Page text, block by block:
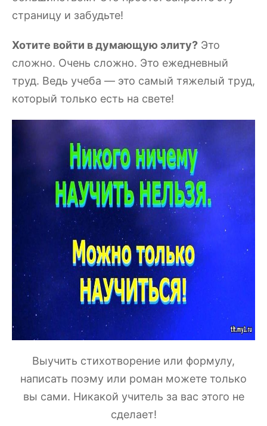
страницу и забудьте!
Хотите войти в думающую элиту? Это
сложно. Очень сложно. Это ежедневный
труд. Ведь учеба — это самый тяжелый труд,
который только есть на свете!
Выучить стихотворение или формулу,
написать поэму или роман можете только
вы сами. Никакой учитель за вас этого не
сделает!